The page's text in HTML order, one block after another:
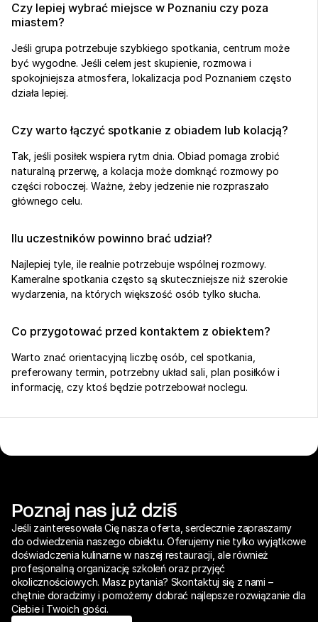
Czy lepiej wybrać miejsce w Poznaniu czy poza
miastem?
Jeśli grupa potrzebuje szybkiego spotkania, centrum może
być wygodne. Jeśli celem jest skupienie, rozmowa i
spokojniejsza atmosfera, lokalizacja pod Poznaniem często
działa lepiej.
Czy warto łączyć spotkanie z obiadem lub kolacją?
Tak, jeśli posiłek wspiera rytm dnia. Obiad pomaga zrobić
naturalną przerwę, a kolacja może domknąć rozmowy po
części roboczej. Ważne, żeby jedzenie nie rozpraszało
głównego celu.
Ilu uczestników powinno brać udział?
Najlepiej tyle, ile realnie potrzebuje wspólnej rozmowy.
Kameralne spotkania często są skuteczniejsze niż szerokie
wydarzenia, na których większość osób tylko słucha.
Co przygotować przed kontaktem z obiektem?
Warto znać orientacyjną liczbę osób, cel spotkania,
preferowany termin, potrzebny układ sali, plan posiłków i
informację, czy ktoś będzie potrzebował noclegu.
Poznaj nas już dziś
Jeśli zainteresowała Cię nasza oferta, serdecznie zapraszamy
do odwiedzenia naszego obiektu. Oferujemy nie tylko wyjątkowe
doświadczenia kulinarne w naszej restauracji, ale również
profesjonalną organizację szkoleń oraz przyjęć
okolicznościowych. Masz pytania? Skontaktuj się z nami –
chętnie doradzimy i pomożemy dobrać najlepsze rozwiązanie dla
Ciebie i Twoich gości.